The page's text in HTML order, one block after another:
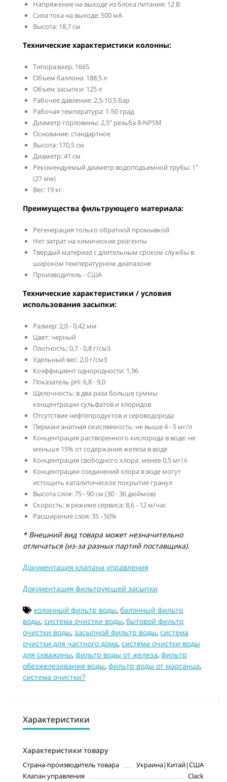
Напряжение на выходе из блока питания: 12 В
Сила тока на выходе: 500 мА
Высота: 18,7 см
Технические характеристики колонны:
Типоразмер: 1665
Объем баллона: 188,5 л
Объем засыпки: 125 л
Рабочее давление: 2,5-10,5 бар
Рабочая температура: 1-50 град
Диаметр горловины: 2,5" резьба 8-NPSM
Основание: стандартное
Высота: 170,5 см
Диаметр: 41 см
Рекомендуемый диаметр водоподъемной трубы: 1″
(27 мм)
Вес: 19 кг
Преимущества фильтрующего материала:
Регенерация только обратной промывкой
Нет затрат на химические реагенты
Твердый материал с длительным сроком службы в
широком температурном диапазоне
Производитель - США
Технические характеристики / условия
использования засыпки:
Размер: 2,0 - 0,42 мм
Цвет: черный
Плотность: 0,7 - 0,8 г/см3
Удельный вес: 2,0 г/см3
Коэффициент однородности: 1,96
Показатель рН: 6,8 - 9,0
Щелочность: в два раза больше суммы
концентрации сульфатов и хлоридов
Отсутствие нефтепродуктов и сероводорода
Перманганатная окисляемость: не выше 4 - 5 мг/л
Концентрация растворенного кислорода в воде: не
меньше 15% от содержания железа в воде
Концентрация свободного хлора: менее 0,5 мг/л
Концентрации соединений хлора в воде могут
истощить каталитическое покрытие гранул
Высота слоя: 75 - 90 см (30 - 36 дюймов)
Скорость: в режиме сервиса: 8,6 - 12 м/час
Расширение слоя: 35 - 50%
* Внешний вид товара может незначительно
отличаться (из-за разных партий поставщика).
Документация клапана управления
Документация фильтрующей засыпки
колонный фильтр воды, балонный фильтр
воды, система очистки воды, бытовой фильтр
очистки воды, засыпной фильтр воды, система
очистки для частного дома, система очистки воды
для скважины, фильтр воды от железа, фильтр
обезжелезивания воды, фильтр воды от марганца,
система очистки7
Характеристики
Характеристики товару
Страна-производитель товара
Украина|Китай|США
Клапан управления
Clack